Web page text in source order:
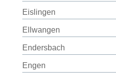
Eislingen
Ellwangen
Endersbach
Engen